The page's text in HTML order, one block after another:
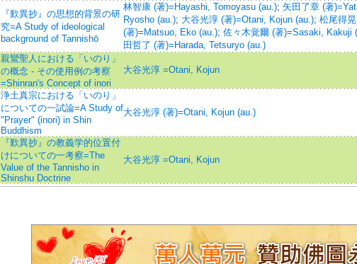
『歎異抄』の思想的背景の研
究=A Study of ideological
background of Tannishō
林智康 (著)=Hayashi, Tomoyasu (au.); 矢田了章 (著
Ryosho (au.); 大谷光淳 (著)=Otani, Kojun (au.); 松尾得晃
(著)=Matsuo, Eko (au.); 佐々木覚爾 (著)=Sasaki, Kakuji
田哲了 (著)=Harada, Tetsuryo (au.)
親鸞聖人における「いのり」
の概念 - その使用例の考察
=Shinran's Concept of inori
大谷光淳 =Otani, Kojun
浄土真宗における「いのり」
についての一試論=A Study of
"Prayer" (inori) in Shin
Buddhism
大谷光淳 (著)=Otani, Kojun (au.)
『歎異抄』の教義学的位置付
けについての一考察=The
Value of the Tannisho in
Shinshu Doctrine
大谷光淳 =Otani, Kojun